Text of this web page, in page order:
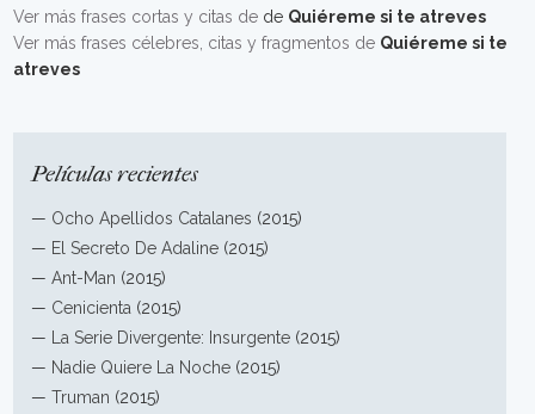
Ver más frases cortas y citas de de Quiéreme si te atreves
Ver más frases célebres, citas y fragmentos de Quiéreme si te
atreves
Películas recientes
— Ocho Apellidos Catalanes (2015)
— El Secreto De Adaline (2015)
—Ant-Man (2015)
— Cenicienta (2015)
—
La Serie Divergente: Insurgente (2015)
— Nadie Quiere La Noche (2015)
—Truman (2015)